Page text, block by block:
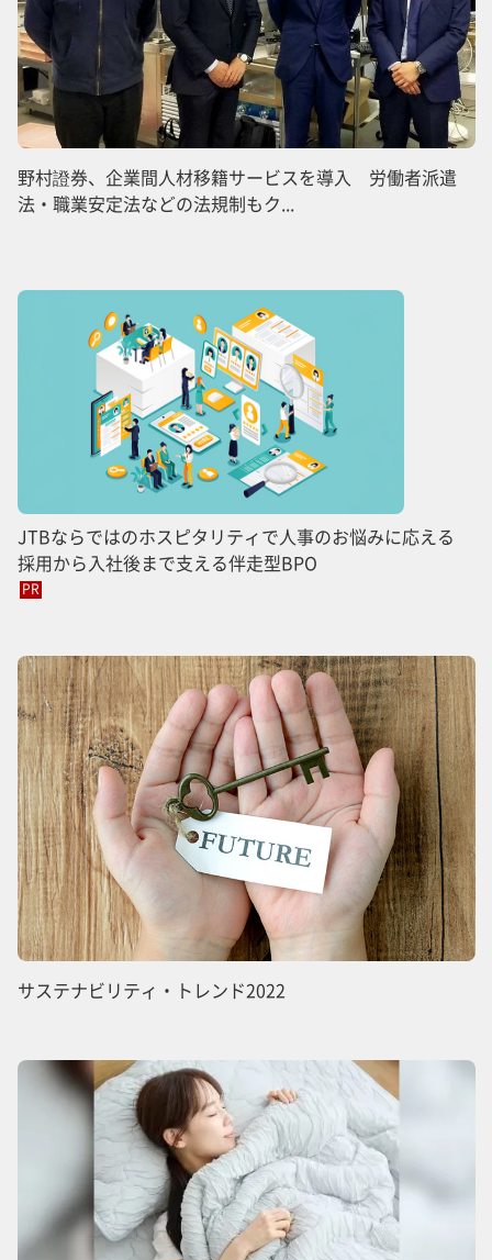
野村證券、企業間人材移籍サービスを導入 労働者派遣
法・職業安定法などの法規制もク...
JTBならではのホスピタリティで人事のお悩みに応える
採用から入社後まで支える伴走型BPO
PR
サステナビリティ・トレンド2022